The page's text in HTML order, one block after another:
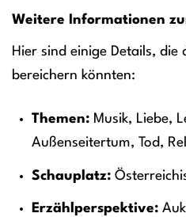
Weitere Informationen
Hier sind einige Details, die
bereichern könnten:
Themen:Musik, Liebe,
Außenseitertum, Tod,
Schauplatz:
Erzählperspektive: